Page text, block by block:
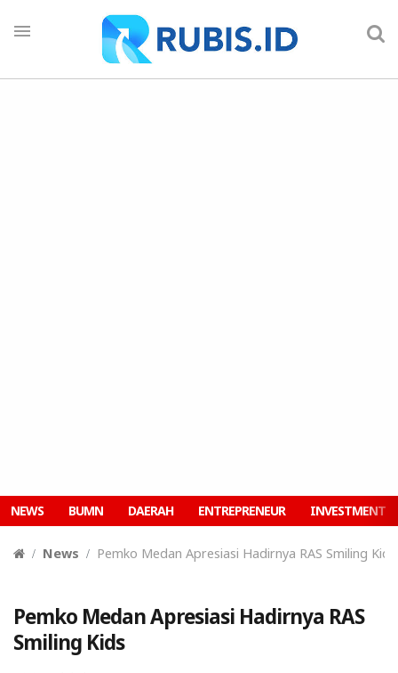
NEWS BUMN DAERAH ENTREPRENEUR INVESTMENT
News Pemko Medan Apresiasi Hadirnya RAS Smiling Kids
Pemko Medan Apresiasi Hadirnya RAS
Smiling Kids